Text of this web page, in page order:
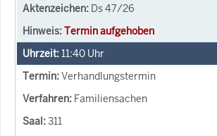
Ds 47/26
Termin aufgehoben
11:40 Uhr
Verhandlungstermin
Familiensachen
311